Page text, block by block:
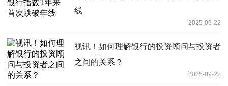
线
2025-09-22
视讯！如何理解银行的投资顾问与投资者
之间的关系？
2025-09-22